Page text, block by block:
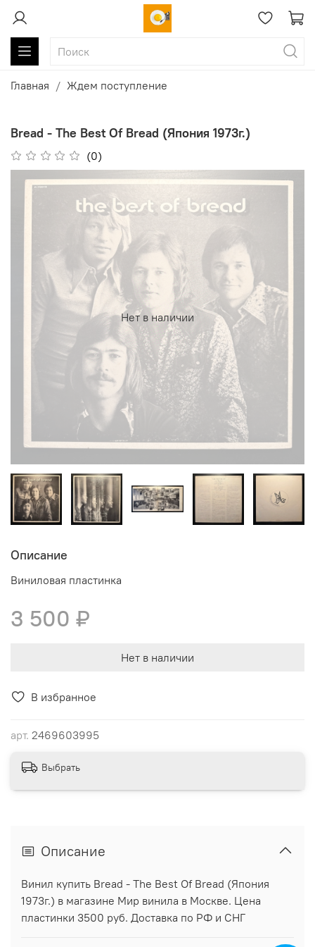
Главная Ждем поступление
Bread - The Best Of Bread (Япония 1973г.)
(0)
В избранное
арт. 2469603995
Нет в наличии
Описание
Виниловая пластинка
3 500 ₽
Нет в наличии
Выбрать
Описание
Винил купить Bread - The Best Of Bread (Япония
1973г.) в магазине Мир винила в Москве. Цена
пластинки 3500 руб. Доставка по РФ и СНГ